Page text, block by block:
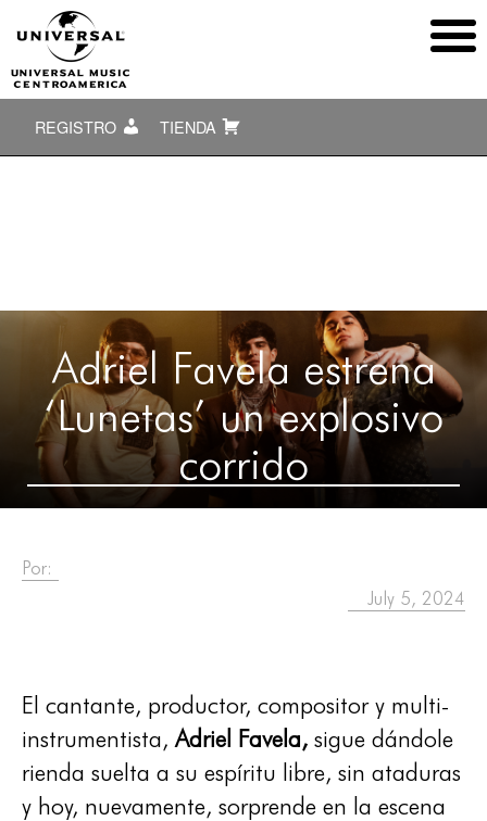
REGISTRO TIENDA
Adriel Favela estrena
‘Lunetas’ un explosivo
corrido
Por:
July 5, 2024
El cantante, productor, compositor y multi-
instrumentista, Adriel Favela, sigue dándole
rienda suelta a su espíritu libre, sin ataduras
y hoy, nuevamente, sorprende en la escena